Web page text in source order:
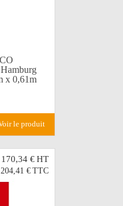
x 0,61m
voir le produit
170,34 €HT
204,41 € TTC